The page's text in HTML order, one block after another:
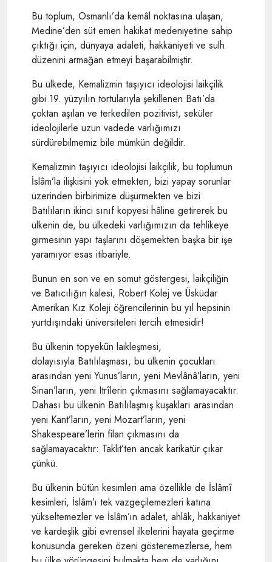
Bu toplum, Osmanlı’da kemâl noktasına ulaşan,
Medine’den süt emen hakikat medeniyetine sahip
çıktığı için, dünyaya adaleti, hakkaniyeti ve sulh
düzenini armağan etmeyi başarabilmiştir.
Bu ülkede, Kemalizmin taşıyıcı ideolojisi laikçilik
gibi 19. yüzyılın tortularıyla şekillenen Batı’da
çoktan aşılan ve terkedilen pozitivist, seküler
ideolojilerle uzun vadede varlığımızı
sürdürebilmemiz bile mümkün değildir.
Kemalizmin taşıyıcı ideolojisi laikçilik, bu toplumun
İslâm’la ilişkisini yok etmekten, bizi yapay sorunlar
üzerinden birbirimize düşürmekten ve bizi
Batılıların ikinci sınıf kopyesi hâline getirerek bu
ülkenin de, bu ülkedeki varlığımızın da tehlikeye
girmesinin yapı taşlarını döşemekten başka bir işe
yaramıyor esas itibariyle.
Bunun en son ve en somut göstergesi, laikçiliğin
ve Batıcılığın kalesi, Robert Kolej ve Üsküdar
Amerikan Kız Koleji öğrencilerinin bu yıl hepsinin
yurtdışındaki üniversiteleri tercih etmesidir!
Bu ülkenin topyekûn laikleşmesi,
dolayısıyla Batılılaşması, bu ülkenin çocukları
arasından yeni Yunus’ların, yeni Mevlânâ’ların, yeni
Sinan’ların, yeni Itrîlerin çıkmasını sağlamayacaktır.
Dahası bu ülkenin Batılılaşmış kuşakları arasından
yeni Kant’ların, yeni Mozart’ların, yeni
Shakespeare’lerin filan çıkmasını da
sağlamayacaktır: Taklit’ten ancak karikatür çıkar
çünkü.
Bu ülkenin bütün kesimleri ama özellikle de İslâmî
kesimleri, İslâm’ı tek vazgeçilemezleri katına
yükseltemezler ve İslâm’ın adalet, ahlâk, hakkaniyet
ve kardeşlik gibi evrensel ilkelerini hayata geçirme
konusunda gereken özeni gösteremezlerse, hem